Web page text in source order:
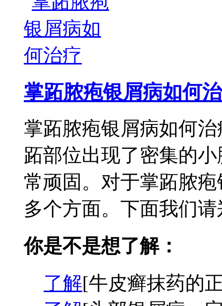
掌跖脓疱银屑病如何治
掌跖脓疱银屑病如何
跖部位出现了密集的
常顽固。对于掌跖脓
多个方面。下面我们
你是不是想了解：
了解[牛皮癣抹药的